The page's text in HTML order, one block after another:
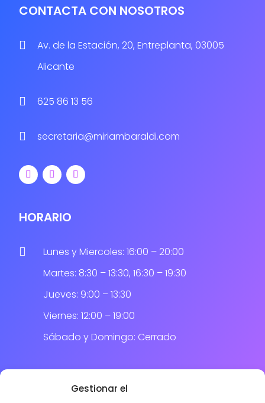
Gestionar el
CONTACTA CON NOSOTROS

Av. de la Estación, 20, Entreplanta, 03005
Alicante
 625 86 13 56
 secretaria@miriambaraldi.com
HORARIO

Lunes y Miercoles: 16:00 – 20:00
Martes: 8:30 – 13:30, 16:30 – 19:30
Jueves: 9:00 – 13:30
Viernes: 12:00 – 19:00
Sábado y Domingo: Cerrado